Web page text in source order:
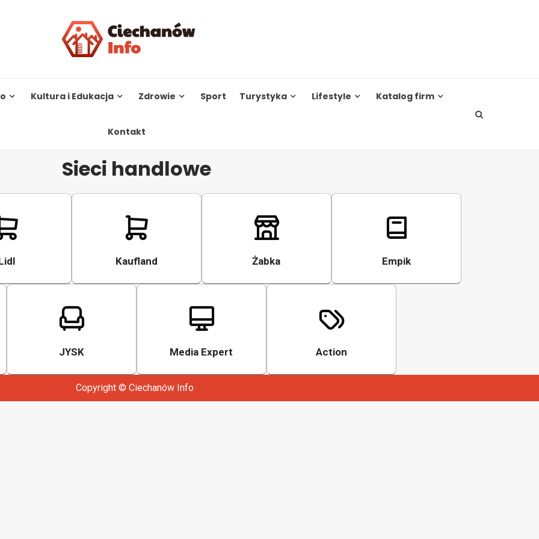
Kultura i Edukacja Zdrowie Sport Turystyka Lifestyle Katalog firm
Kontakt
Sieci handlowe
Kaufland Żabka Empik
JYSK Media Expert Action
Copyright © Ciechanów Info